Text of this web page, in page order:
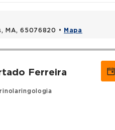
MA, 65076820 • Mapa
Ferreira